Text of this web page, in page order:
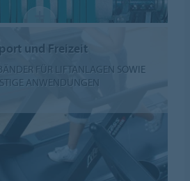
und Freizeit
FÜR LIFTANLAGEN SOWIE
ANWENDUNGEN